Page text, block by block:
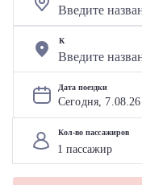
К
Дата поездки
Сегодня, 7.08.26
Кол-во пассажиров